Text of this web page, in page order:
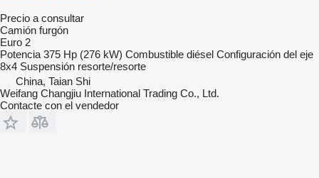
Precio a consultar
Camión furgón
Euro 2
Potencia 375 Hp (276 kW) Combustible diésel Configuración del eje
8x4 Suspensión resorte/resorte
China, Taian Shi
Weifang Changjiu International Trading Co., Ltd.
Contacte con el vendedor